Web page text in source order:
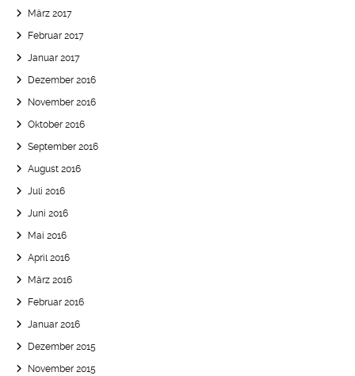
März 2017
Februar 2017
Januar 2017
Dezember 2016
November 2016
Oktober 2016
September 2016
August 2016
Juli 2016
Juni 2016
Mai 2016
April 2016
März 2016
Februar 2016
Januar 2016
Dezember 2015
November 2015